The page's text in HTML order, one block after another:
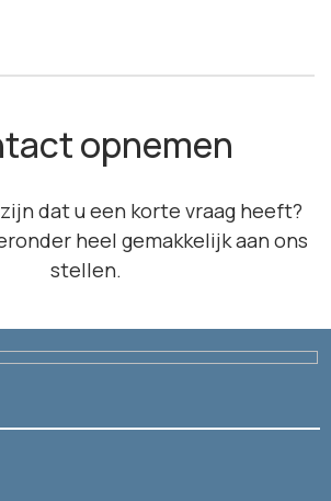
opnemen
dat u een korte vraag heeft?
heel gemakkelijk aan ons
stellen.